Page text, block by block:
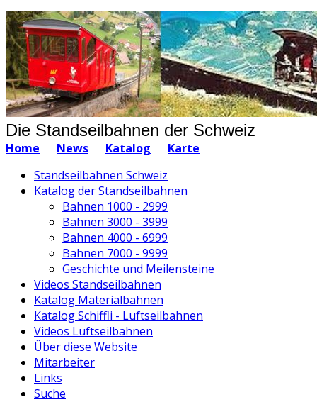
Die Standseilbahnen der Schweiz
Home News Katalog
Karte
Standseilbahnen Schweiz
Katalog der Standseilbahnen
Bahnen 1000 - 2999
Bahnen 3000 - 3999
Bahnen 4000 - 6999
Bahnen 7000 - 9999
Geschichte und Meilensteine
Videos Standseilbahnen
Katalog Materialbahnen
Katalog Schiffli - Luftseilbahnen
Videos Luftseilbahnen
Über diese Website
Mitarbeiter
Links
Suche